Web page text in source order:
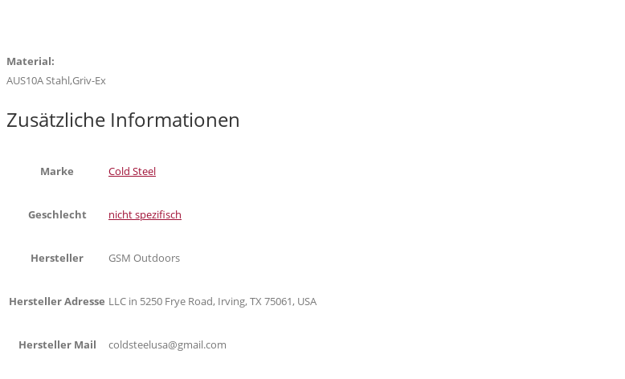
Material:
AUS10A Stahl,Griv-Ex
Zusätzliche Informationen
Marke Cold Steel
Geschlecht nicht spezifisch
Hersteller GSM Outdoors
Hersteller Adresse LLC in 5250 Frye Road, Irving, TX 75061, USA
Hersteller Mail coldsteelusa@gmail.com